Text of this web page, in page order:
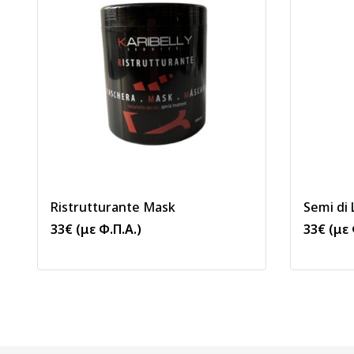
Ristrutturante Mask
33€ (με Φ.Π.Α.)
Semi di
33€ (με